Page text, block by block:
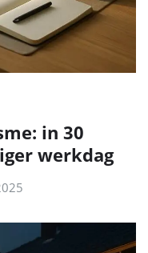
in 30
werkdag